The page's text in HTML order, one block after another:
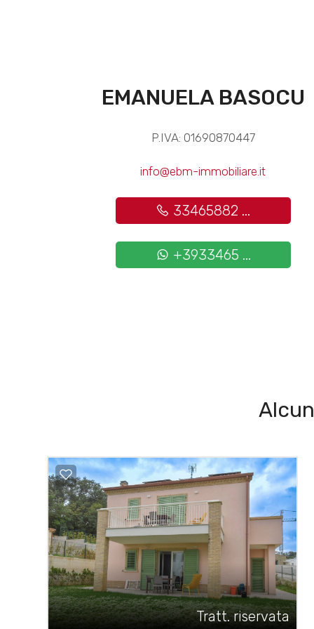
EMANUELA BASOCU
P.IVA: 01690870447
info@ebm-immobiliare.it
33465882 ...
+3933465 ...
Tratt. riservata